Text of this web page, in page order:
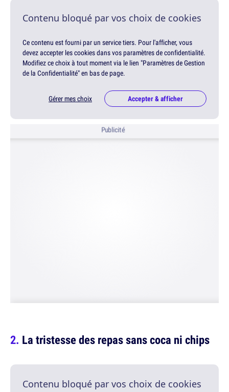
Contenu bloqué par vos choix de cookies
Ce contenu est fourni par un service tiers. Pour l'afficher, vous
devez accepter les cookies dans vos paramètres de confidentialité.
Modifiez ce choix à tout moment via le lien "Paramètres de Gestion
de la Confidentialité" en bas de page.
Gérer mes choix Accepter & afficher
Publicité
La tristesse des repas sans coca ni chips
Contenu bloqué par vos choix de cookies